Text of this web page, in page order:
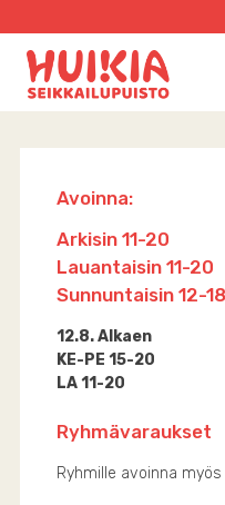
to
content
Avoinna:
Arkisin 11-20
Lauantaisin 11-20
Sunnuntaisin 12-18
12.8. Alkaen
KE-PE 15-20
LA 11-20
Ryhmävaraukset
Ryhmille avoinna